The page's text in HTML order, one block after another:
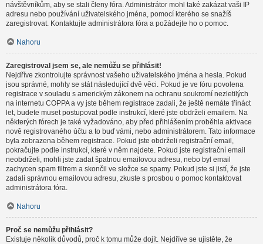
návštěvníkům, aby se stali členy fóra. Administrátor mohl také zakázat vaši IP
adresu nebo používání uživatelského jména, pomocí kterého se snažíš
zaregistrovat. Kontaktujte administrátora fóra a požádejte ho o pomoc.
Nahoru
Zaregistroval jsem se, ale nemůžu se přihlásit!
Nejdříve zkontrolujte správnost vašeho uživatelského jména a hesla. Pokud
jsou správné, mohly se stát následující dvě věci. Pokud je ve fóru povolena
registrace v souladu s americkým zákonem na ochranu soukromí nezletilých
na internetu COPPA a vy jste během registrace zadali, že ještě nemáte třináct
let, budete muset postupovat podle instrukcí, které jste obdrželi emailem. Na
některých fórech je také vyžadováno, aby před přihlášením proběhla aktivace
nově registrovaného účtu a to buď vámi, nebo administrátorem. Tato informace
byla zobrazena během registrace. Pokud jste obdrželi registrační email,
pokračujte podle instrukcí, které v něm najdete. Pokud jste registrační email
neobdrželi, mohli jste zadat špatnou emailovou adresu, nebo byl email
zachycen spam filtrem a skončil ve složce se spamy. Pokud jste si jistí, že jste
zadali správnou emailovou adresu, zkuste s prosbou o pomoc kontaktovat
administrátora fóra.
Nahoru
Proč se nemůžu přihlásit?
Existuje několik důvodů, proč k tomu může dojít. Nejdříve se ujistěte, že